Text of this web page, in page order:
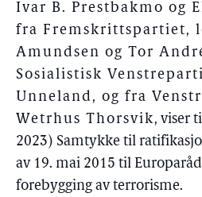
Ivar B. Prestbakmo og
fra Fremskrittspartiet,
Amundsen og Tor
Sosialistisk
Unneland, og fra
Wetrhus Thorsvik, viser
2023) Samtykke til
av 19. mai 2015 til
forebygging av terrorisme.